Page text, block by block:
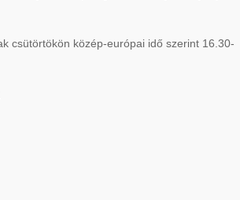
csütörtökön közép-európai idő szerint 16.30-